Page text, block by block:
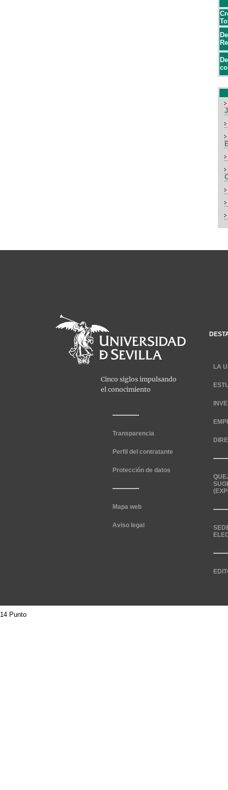
Transparencia
Perfil del contratante
Protección de datos
Mapa web
Aviso legal
LA
14 Punto